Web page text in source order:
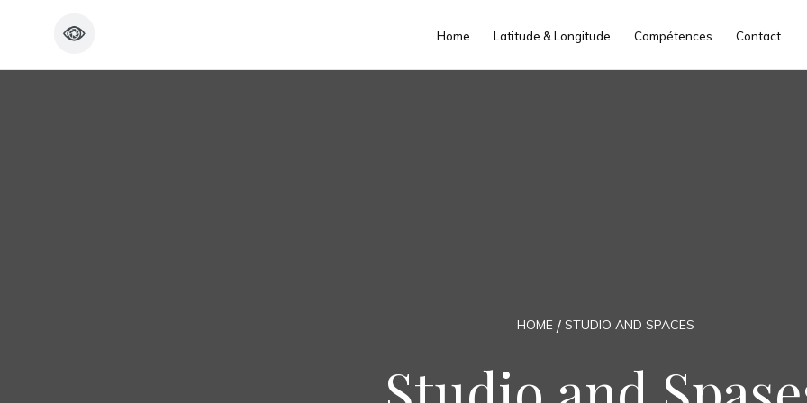
Home Latitude & Longitude Compétences Contact
HOME STUDIO AND SPACES